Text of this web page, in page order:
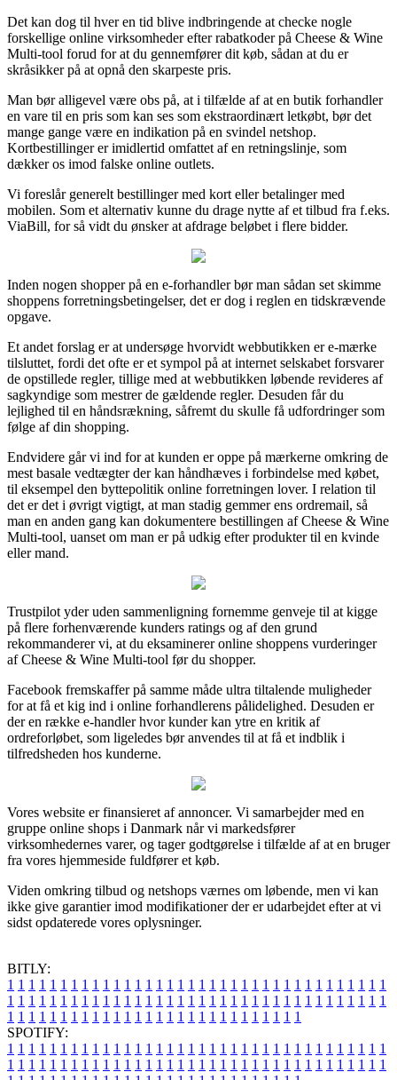
Det kan dog til hver en tid blive indbringende at checke nogle
forskellige online virksomheder efter rabatkoder på Cheese & Wine
Multi-tool forud for at du gennemfører dit køb, sådan at du er
skråsikker på at opnå den skarpeste pris.
Man bør alligevel være obs på, at i tilfælde af at en butik forhandler
en vare til en pris som kan ses som ekstraordinært letkøbt, bør det
mange gange være en indikation på en svindel netshop.
Kortbestillinger er imidlertid omfattet af en retningslinje, som
dækker os imod falske online outlets.
Vi foreslår generelt bestillinger med kort eller betalinger med
mobilen. Som et alternativ kunne du drage nytte af et tilbud fra f.eks.
ViaBill, for så vidt du ønsker at afdrage beløbet i flere bidder.
Inden nogen shopper på en e-forhandler bør man sådan set skimme
shoppens forretningsbetingelser, det er dog i reglen en tidskrævende
opgave.
Et andet forslag er at undersøge hvorvidt webbutikken er e-mærke
tilsluttet, fordi det ofte er et sympol på at internet selskabet forsvarer
de opstillede regler, tillige med at webbutikken løbende revideres af
sagkyndige som mestrer de gældende regler. Desuden får du
lejlighed til en håndsrækning, såfremt du skulle få udfordringer som
følge af din shopping.
Endvidere går vi ind for at kunden er oppe på mærkerne omkring de
mest basale vedtægter der kan håndhæves i forbindelse med købet,
til eksempel den byttepolitik online forretningen lover. I relation til
det er det i øvrigt vigtigt, at man stadig gemmer ens ordremail, så
man en anden gang kan dokumentere bestillingen af Cheese & Wine
Multi-tool, uanset om man er på udkig efter produkter til en kvinde
eller mand.
Trustpilot yder uden sammenligning fornemme genveje til at kigge
på flere forhenværende kunders ratings og af den grund
rekommanderer vi, at du eksaminerer online shoppens vurderinger
af Cheese & Wine Multi-tool før du shopper.
Facebook fremskaffer på samme måde ultra tiltalende muligheder
for at få et kig ind i online forhandlerens pålidelighed. Desuden er
der en række e-handler hvor kunder kan ytre en kritik af
ordreforløbet, som ligeledes bør anvendes til at få et indblik i
tilfredsheden hos kunderne.
Vores website er finansieret af annoncer. Vi samarbejder med en
gruppe online shops i Danmark når vi markedsfører
virksomhedernes varer, og tager godtgørelse i tilfælde af at en bruger
fra vores hjemmeside fuldfører et køb.
Viden omkring tilbud og netshops værnes om løbende, men vi kan
ikke give garantier imod modifikationer der er udarbejdet efter at vi
sidst opdaterede vores oplysninger.
BITLY:
1 1 1 1 1 1 1 1 1 1 1 1 1 1 1 1 1 1 1 1 1 1 1 1 1 1 1 1 1 1 1 1 1 1 1 1
1 1 1 1 1 1 1 1 1 1 1 1 1 1 1 1 1 1 1 1 1 1 1 1 1 1 1 1 1 1 1 1 1 1 1 1
1 1 1 1 1 1 1 1 1 1 1 1 1 1 1 1 1 1 1 1 1 1 1 1 1 1 1 1
SPOTIFY:
1 1 1 1 1 1 1 1 1 1 1 1 1 1 1 1 1 1 1 1 1 1 1 1 1 1 1 1 1 1 1 1 1 1 1 1
1 1 1 1 1 1 1 1 1 1 1 1 1 1 1 1 1 1 1 1 1 1 1 1 1 1 1 1 1 1 1 1 1 1 1 1